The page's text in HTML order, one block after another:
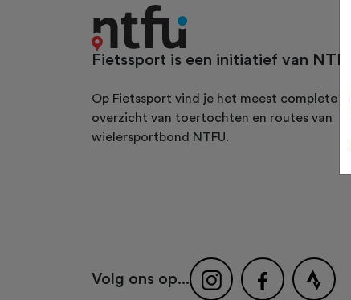
Fietssport is een initiatief van
Op Fietssport vind je het meest complete
overzicht van toertochten en routes van
wielersportbond NTFU.
Volg ons op...